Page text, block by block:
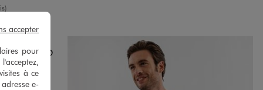
pour
à ce
e-
accepter